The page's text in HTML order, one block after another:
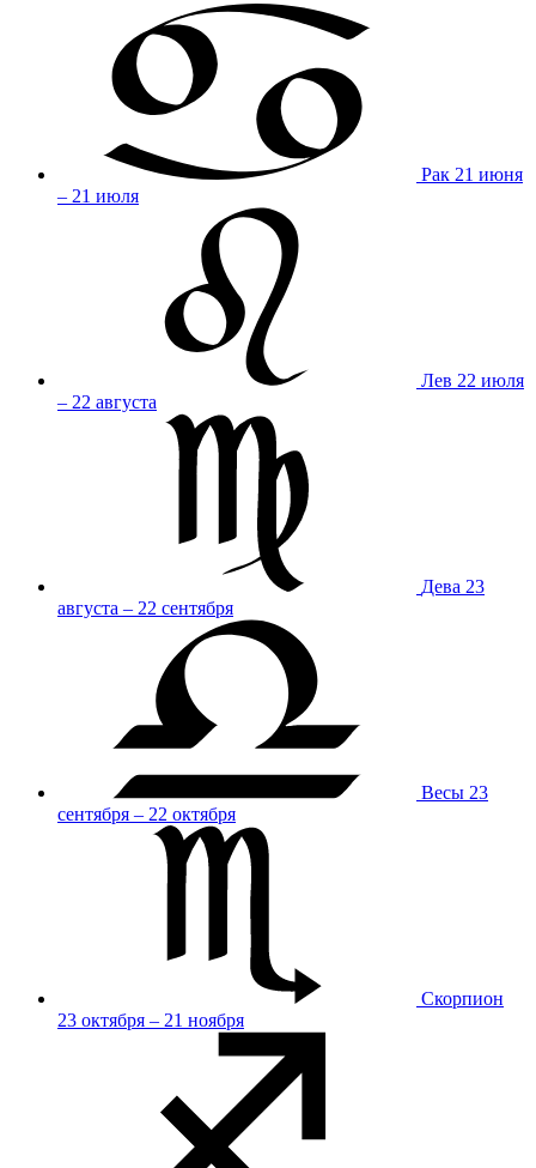
Рак 21 июня
– 21 июля
Лев 22 июля
– 22 августа
Дева 23
августа – 22 сентября
Весы 23
сентября – 22 октября
Скорпион
23 октября – 21 ноября